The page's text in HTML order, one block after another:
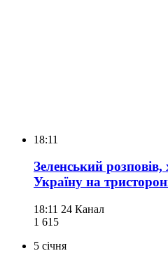
18:11
Зеленський
Україну на
18:11 24 Канал
1 615
5 січня